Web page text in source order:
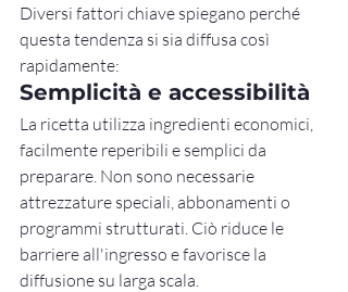
Diversi fattori chiave spiegano perché
questa tendenza si sia diffusa così
rapidamente:
Semplicità e accessibilità
La ricetta utilizza ingredienti economici,
facilmente reperibili e semplici da
preparare. Non sono necessarie
attrezzature speciali, abbonamenti o
programmi strutturati. Ciò riduce le
barriere all'ingresso e favorisce la
diffusione su larga scala.